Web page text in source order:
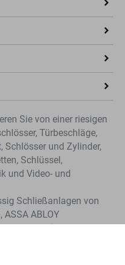
durch die British
Standards Institution
Sie von einer riesigen
Türbeschläge,
Schlösser und Zylinder,
Schlüssel,
und Video- und
Schließanlagen von
ABLOY
und KESO). Profitieren